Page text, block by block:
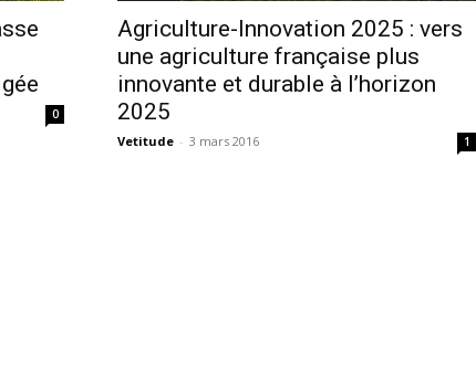
0
Agriculture-Innovation 2025 : vers
une agriculture française plus
innovante et durable à l’horizon
2025
Vetitude - 3 mars 2016 1